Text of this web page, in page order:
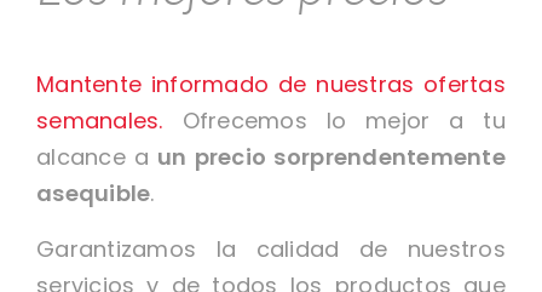
Mantente informado de nuestras ofertas
semanales. Ofrecemos lo mejor a tu
alcance a un precio sorprendentemente
asequible.
Garantizamos la calidad de nuestros
servicios y de todos los productos que